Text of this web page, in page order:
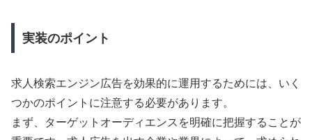
実装のポイント
求人検索エンジン広告を効果的に運用するためには、いく
つかのポイントに注意する必要があります。
まず、ターゲットオーディエンスを明確に把握することが